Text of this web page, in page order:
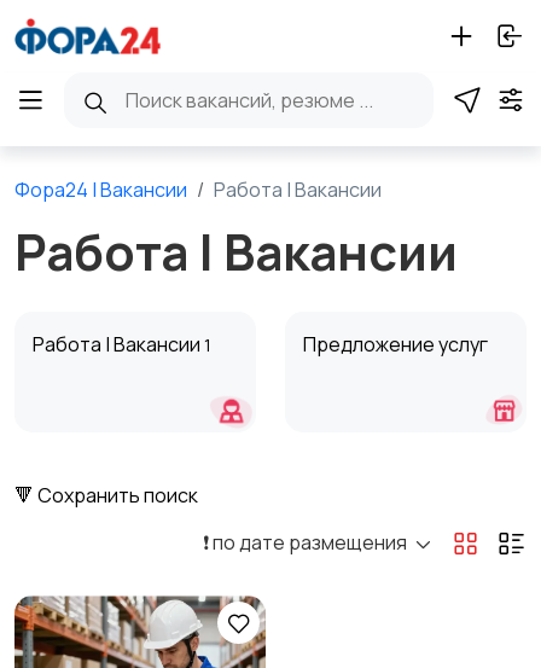
Фора24 | Вакансии Работа | Вакансии
Работа | Вакансии
Работа | Вакансии 1 Предложение услуг
🔻 Сохранить поиск
❗️ по дате размещения